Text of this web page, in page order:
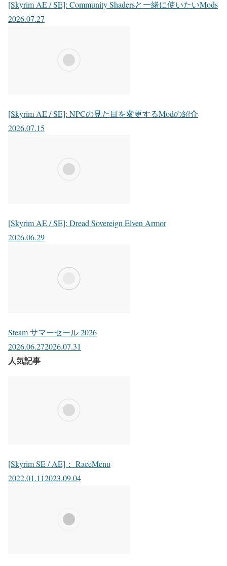
[Skyrim AE / SE]: Community Shadersと一緒に使いたいMods
2026.07.27
[Skyrim AE / SE]: NPCの見た目を変更するModの紹介
2026.07.15
[Skyrim AE / SE]: Dread Sovereign Elven Armor
2026.06.29
Steam サマーセール 2026
2026.06.272026.07.31
人気記事
[Skyrim SE / AE]： RaceMenu
2022.01.112023.09.04